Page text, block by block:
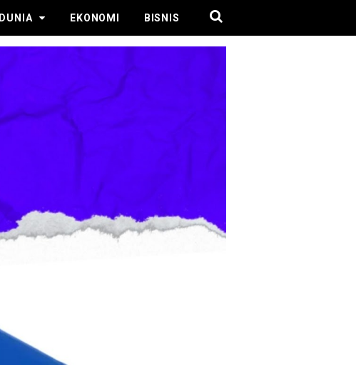
DUNIA EKONOMI BISNIS